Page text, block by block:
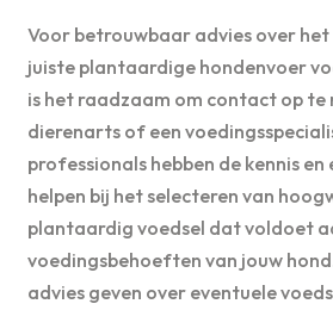
Voor betrouwbaar advies over het
juiste plantaardige hondenvoer
is het raadzaam om contact op te
dierenarts of een
professionals hebben de kennis
helpen bij het selecteren van
plantaardig voedsel dat voldoet
voedingsbehoeften van jouw
advies geven over eventuele